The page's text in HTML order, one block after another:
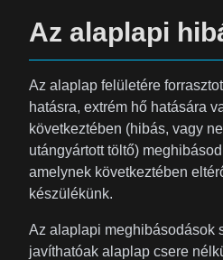
Az alaplapi
Az alaplap felületére
hatásra, extrém hő hatására
következtében (hibás, vagy
utángyártott töltő)
amelynek következtében
készülékünk.
Az alaplapi meghibásodások
javíthatóak alaplap csere